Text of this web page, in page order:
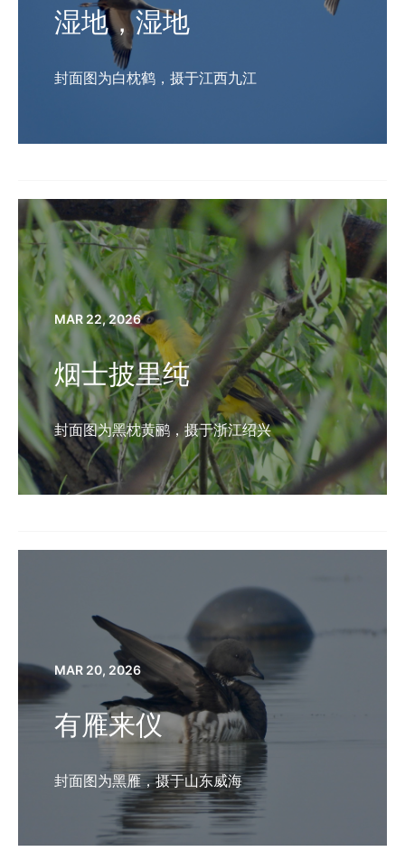
湿地，湿地
封面图为白枕鹤，摄于江西九江
MAR 22, 2026
烟士披里纯
封面图为黑枕黄鹂，摄于浙江绍兴
MAR 20, 2026
有雁来仪
封面图为黑雁，摄于山东威海